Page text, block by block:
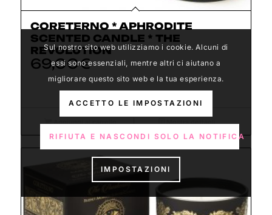
CORETERNO * APHRODITE
SCENTED CANDLE * THE
REVOLUTION
69,00€
Aggiungi al carrello Mostra dettagli
Sul nostro sito web utilizziamo i cookie. Alcuni di
essi sono essenziali, mentre altri ci aiutano a
migliorare questo sito web e la tua esperienza.
ACCETTO LE IMPOSTAZIONI
RIFIUTA E NASCONDI SOLO LA NOTIFICA
IMPOSTAZIONI